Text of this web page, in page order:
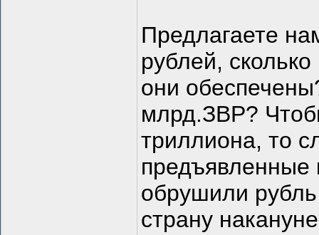
Предлагаете
рублей,
они
млрд.ЗВР?
триллиона, то
обрушили
страну